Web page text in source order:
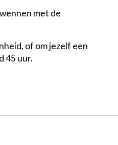
met de
of om jezelf een
45 uur.